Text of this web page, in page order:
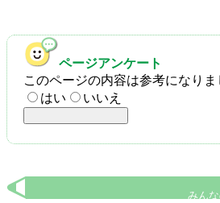
ページアンケート
このページの内容は参考になりま
はい
いいえ
みん